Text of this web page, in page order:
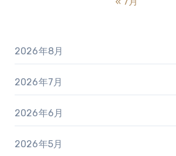
2026年8月
2026年7月
2026年6月
2026年5月